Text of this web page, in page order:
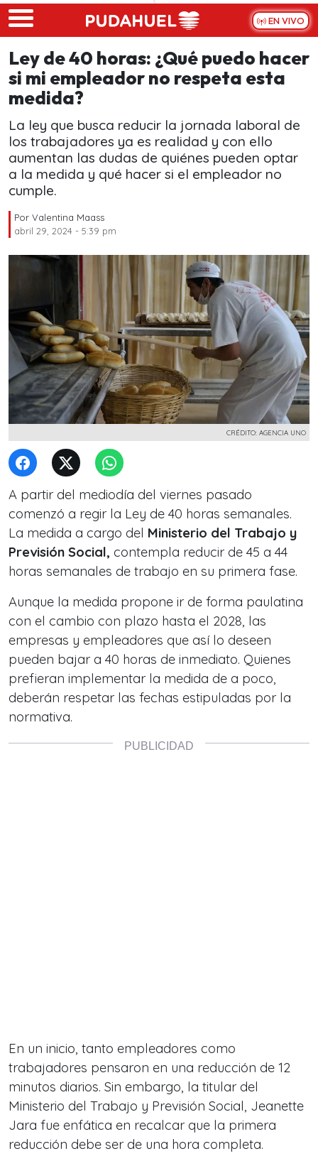
Skip to main content
EN VIVO
Ley de 40 horas: ¿Qué puedo hacer
si mi empleador no respeta esta
medida?
La ley que busca reducir la jornada laboral de
los trabajadores ya es realidad y con ello
aumentan las dudas de quiénes pueden optar
a la medida y qué hacer si el empleador no
cumple.
Por Valentina Maass
abril 29, 2024 - 5:39 pm
CRÉDITO: AGENCIA UNO
A partir del mediodía del viernes pasado
comenzó a regir la Ley de 40 horas semanales.
La medida a cargo del Ministerio del Trabajo y
Previsión Social, contempla reducir de 45 a 44
horas semanales de trabajo en su primera fase.
Aunque la medida propone ir de forma paulatina
con el cambio con plazo hasta el 2028, las
empresas y empleadores que así lo deseen
pueden bajar a 40 horas de inmediato. Quienes
prefieran implementar la medida de a poco,
deberán respetar las fechas estipuladas por la
normativa.
En un inicio, tanto empleadores como
trabajadores pensaron en una reducción de 12
minutos diarios. Sin embargo, la titular del
Ministerio del Trabajo y Previsión Social, Jeanette
Jara fue enfática en recalcar que la primera
reducción debe ser de una hora completa.